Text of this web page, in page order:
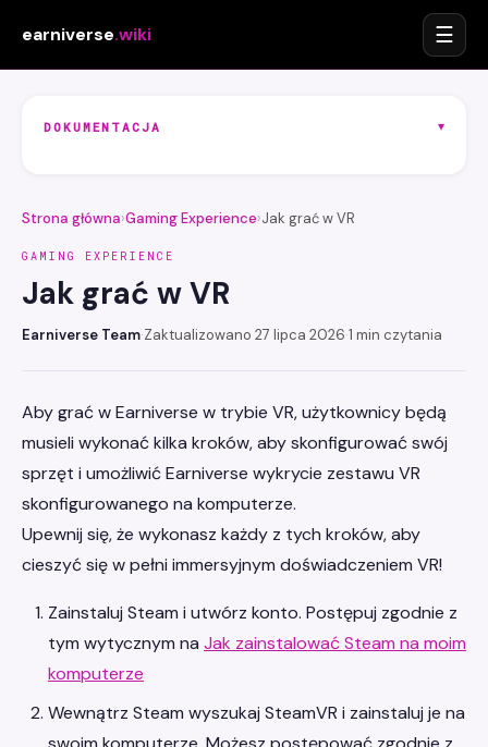
earniverse.wiki ☰
DOKUMENTACJA ▾
Strona główna›Gaming Experience›Jak grać w VR
GAMING EXPERIENCE
Jak grać w VR
Earniverse Team·Zaktualizowano 27 lipca 2026·1 min czytania
Aby grać w Earniverse w trybie VR, użytkownicy będą
musieli wykonać kilka kroków, aby skonfigurować swój
sprzęt i umożliwić Earniverse wykrycie zestawu VR
skonfigurowanego na komputerze.
Upewnij się, że wykonasz każdy z tych kroków, aby
cieszyć się w pełni immersyjnym doświadczeniem VR!
Zainstaluj Steam i utwórz konto. Postępuj zgodnie z
tym wytycznym na Jak zainstalować Steam na moim
komputerze
Wewnątrz Steam wyszukaj SteamVR i zainstaluj je na